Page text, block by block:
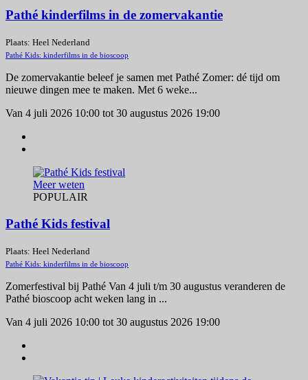
Pathé kinderfilms in de zomervakantie
Plaats: Heel Nederland
Pathé Kids: kinderfilms in de bioscoop
De zomervakantie beleef je samen met Pathé Zomer: dé tijd om
nieuwe dingen mee te maken. Met 6 weke...
Van 4 juli 2026 10:00 tot 30 augustus 2026 19:00
Meer weten
POPULAIR
Pathé Kids festival
Plaats: Heel Nederland
Pathé Kids: kinderfilms in de bioscoop
Zomerfestival bij Pathé Van 4 juli t/m 30 augustus veranderen de
Pathé bioscoop acht weken lang in ...
Van 4 juli 2026 10:00 tot 30 augustus 2026 19:00